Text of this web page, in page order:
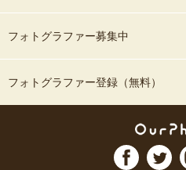
フォトグラファー募集中
フォトグラファー登録（無料）